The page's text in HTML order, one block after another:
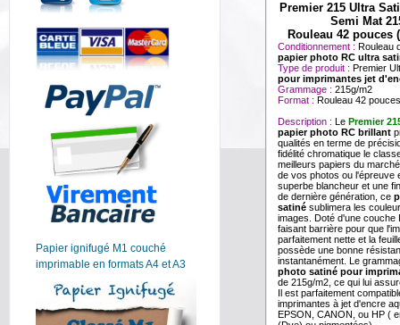
Papier ignifugé M1 couché
imprimable en formats A4 et A3
Premier 215 Ultra
Semi Mat
Rouleau 42 pouces
Conditionnement : Rouleau
papier photo RC ultra
Type de produit : Premier
pour imprimantes jet
Grammage : 215g/m2
Format : Rouleau 42
Description : Le Premier
papier photo RC brillant
qualités en terme de
fidélité chromatique le
meilleurs papiers du
de vos photos ou l'épreuve
superbe blancheur et une
de dernière génération, ce
satiné sublimera les
images. Doté d'une couche
faisant barrière pour que
parfaitement nette et la
possède une bonne
instantanément. Le
photo satiné pour
de 215g/m2, ce qui lui
Il est parfaitement
imprimantes à jet d'encre
EPSON, CANON, ou HP (